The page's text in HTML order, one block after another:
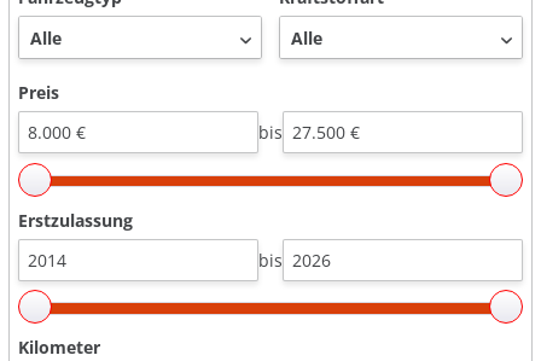
Preis
bis
Erstzulassung
bis
Kilometer